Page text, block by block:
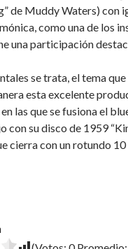
de Muddy Waters) con
como una de los
una participación
se trata, el tema
esta excelente
las que se fusiona el
con su disco de 1959
cierra con un rotundo